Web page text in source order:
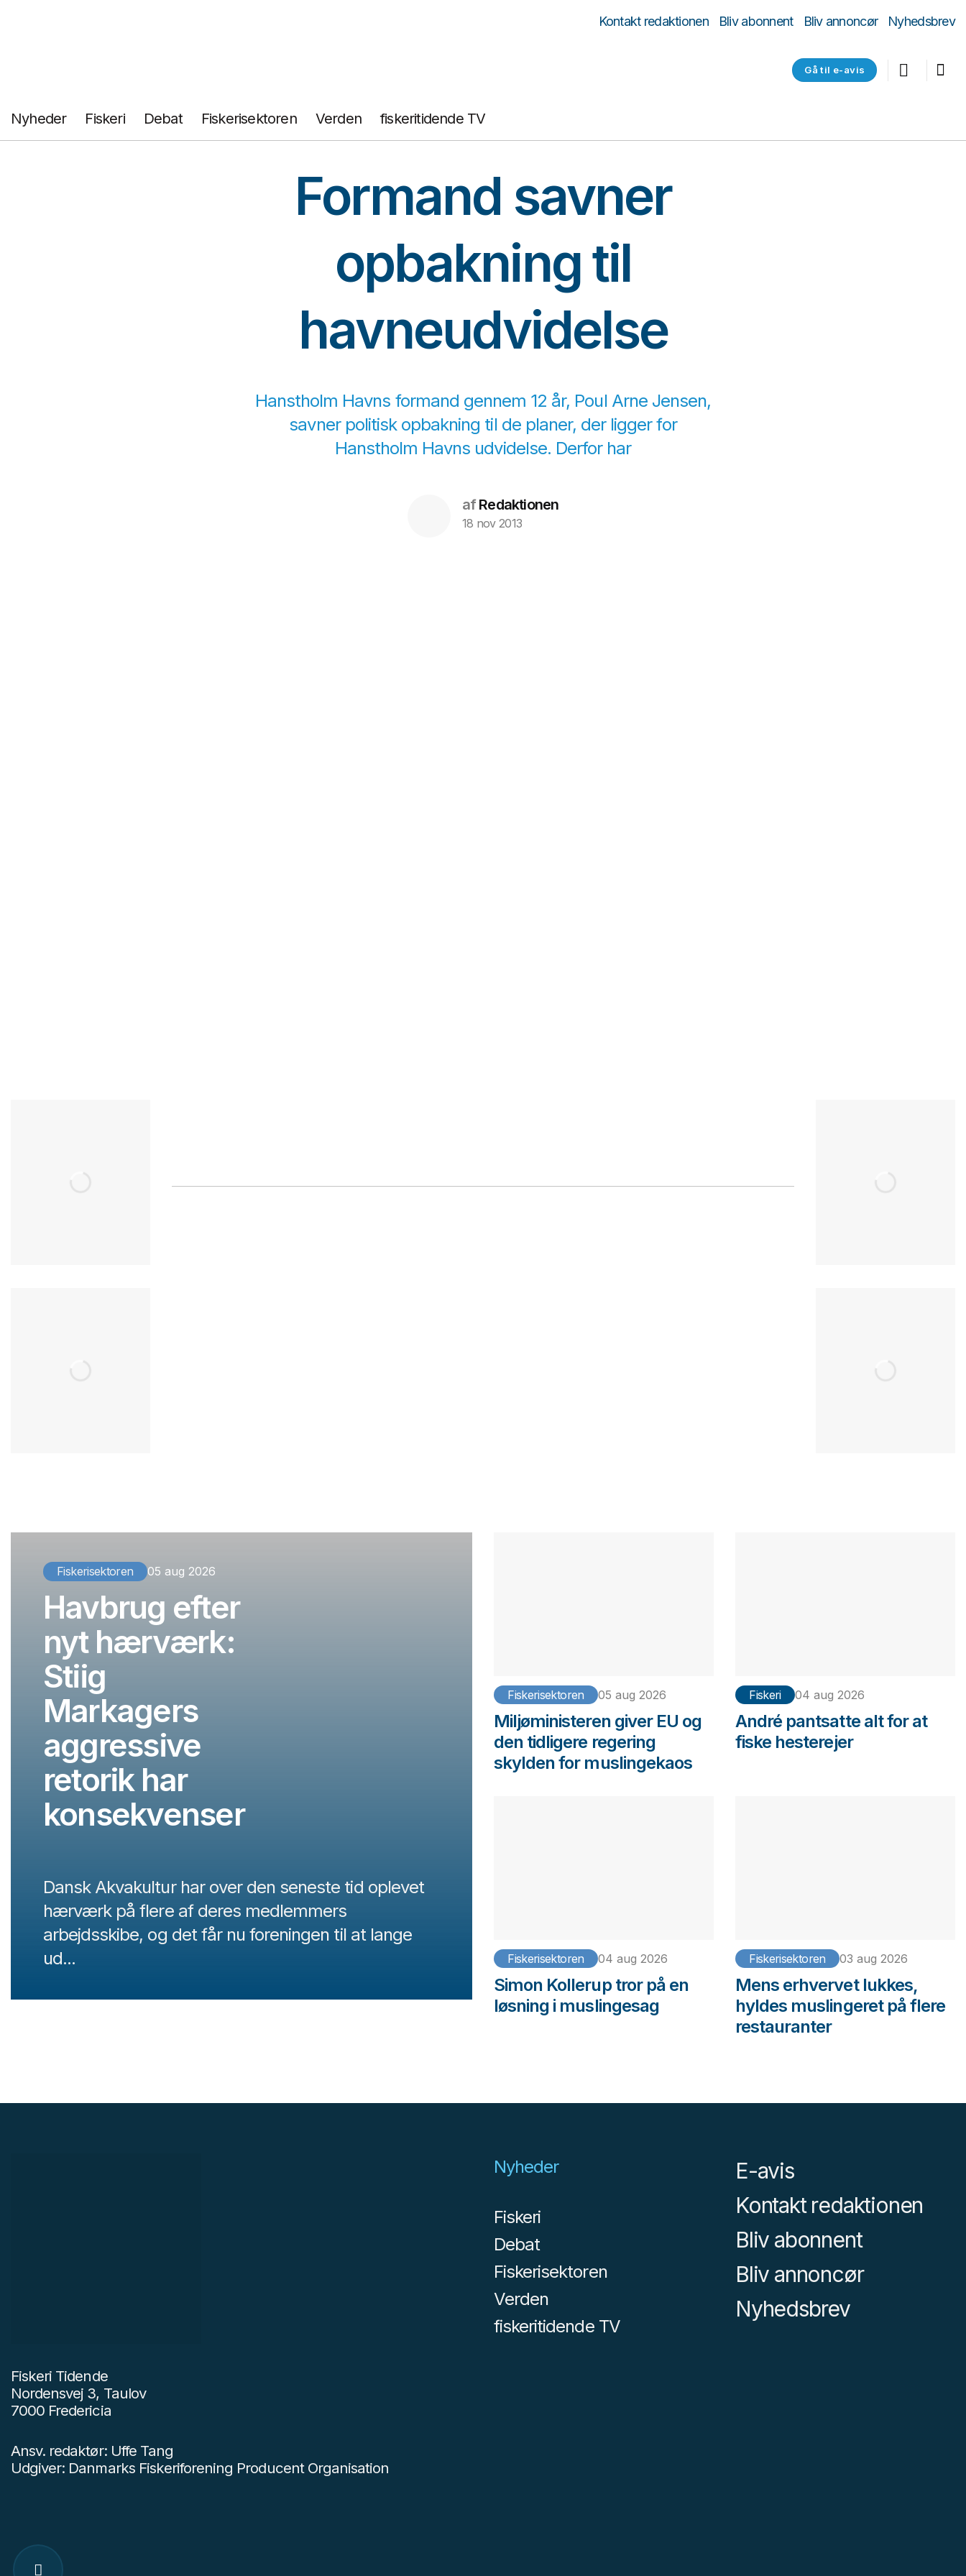
Kontakt redaktionen Bliv abonnent Bliv annoncør Nyhedsbrev
Gå til e-avis
Nyheder Fiskeri Debat Fiskerisektoren Verden fiskeritidende TV
Formand savner
opbakning til
havneudvidelse
Hanstholm Havns formand gennem 12 år, Poul Arne Jensen,
savner politisk opbakning til de planer, der ligger for
Hanstholm Havns udvidelse. Derfor har
afRedaktionen
18 nov 2013
Fiskerisektoren 05 aug 2026
Havbrug efter
nyt hærværk:
Stiig
Markagers
aggressive
retorik har
konsekvenser
Dansk Akvakultur har over den seneste tid oplevet
hærværk på flere af deres medlemmers
arbejdsskibe, og det får nu foreningen til at lange
ud...
Fiskerisektoren 05 aug 2026
Miljøministeren giver EU og
den tidligere regering
skylden for muslingekaos
Fiskeri 04 aug 2026
André pantsatte alt for at
fiske hesterejer
Fiskerisektoren 04 aug 2026
Simon Kollerup tror på en
løsning i muslingesag
Fiskerisektoren 03 aug 2026
Mens erhvervet lukkes,
hyldes muslingeret på flere
restauranter
Fiskeri Tidende
Nordensvej 3, Taulov
7000 Fredericia
Ansv. redaktør: Uffe Tang
Udgiver: Danmarks Fiskeriforening Producent Organisation
Nyheder
Fiskeri
Debat
Fiskerisektoren
Verden
fiskeritidende TV
E-avis
Kontakt redaktionen
Bliv abonnent
Bliv annoncør
Nyhedsbrev